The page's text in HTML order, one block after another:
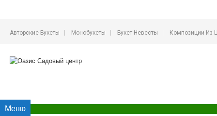
Авторские Букеты Монобукеты Букет Невесты Композиции Из
Меню